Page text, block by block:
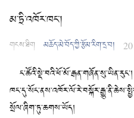
མ་ཏྲི་འཁོར་ཁང་།
གངས་ཐིག མཆོད་མེ་བོད་ཀྱི་རྩོམ་རིག་དྲ་བ།
སྲོལ་ཞིག་ཏུ་ཆགས་ཡོད།